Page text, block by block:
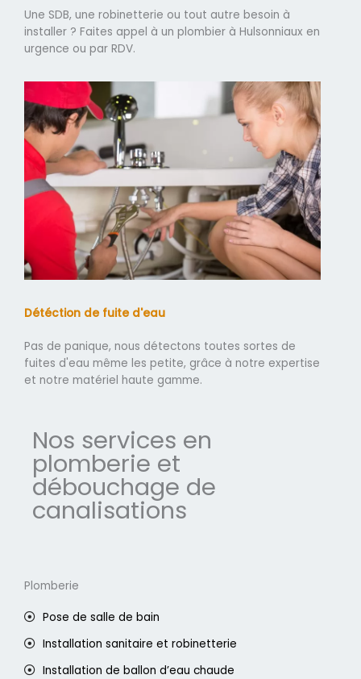
Une SDB, une robinetterie ou tout autre besoin à
installer ? Faites appel à un plombier à Hulsonniaux en
urgence ou par RDV.
Détéction de fuite d'eau
Pas de panique, nous détectons toutes sortes de
fuites d'eau même les petite, grâce à notre expertise
et notre matériel haute gamme.
Nos services en
plomberie et
débouchage de
canalisations
Plomberie
Pose de salle de bain
Installation sanitaire et robinetterie
Installation de ballon d’eau chaude